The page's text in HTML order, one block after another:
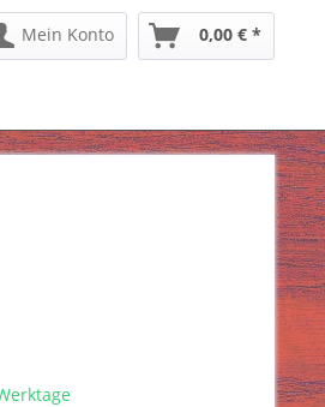
Mein Konto 0,00 € *